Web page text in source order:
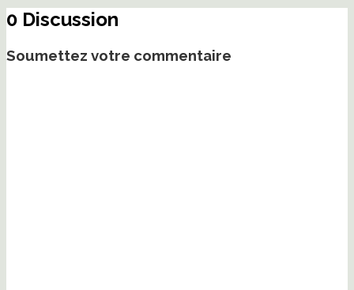
0 Discussion
Soumettez votre commentaire